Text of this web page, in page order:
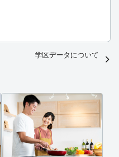
学区データについて